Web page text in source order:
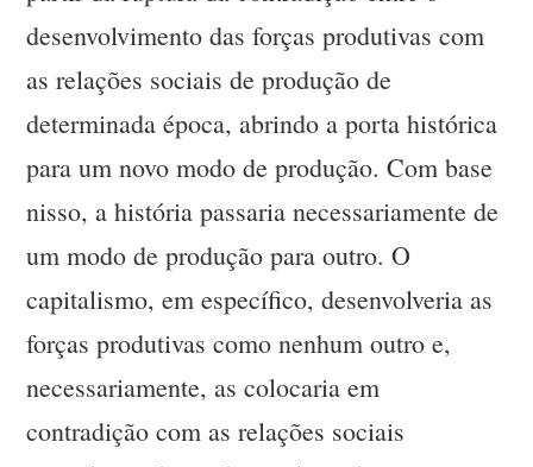
desenvolvimento das forças produtivas com
as relações sociais de produção de
determinada época, abrindo a porta histórica
para um novo modo de produção. Com base
nisso, a história passaria necessariamente de
um modo de produção para outro. O
capitalismo, em específico, desenvolveria as
forças produtivas como nenhum outro e,
necessariamente, as colocaria em
contradição com as relações sociais